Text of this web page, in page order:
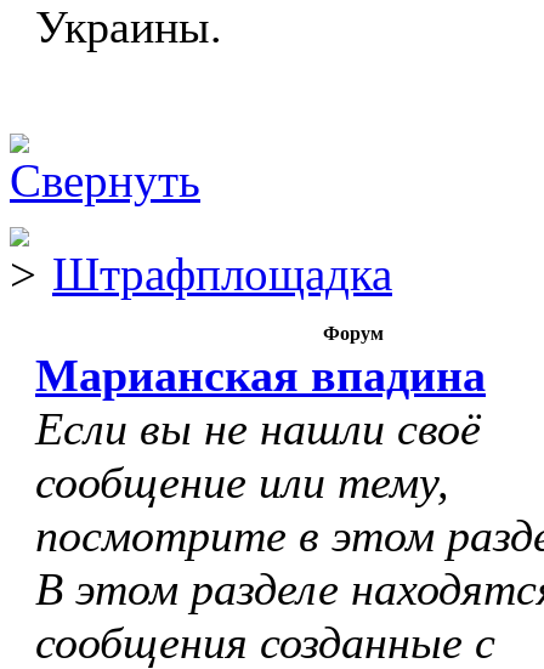
Украины.
Штрафплощадка
Форум
Марианская впадина
Если вы не нашли своё
сообщение или тему,
посмотрите в этом
В этом разделе
сообщения созданные с